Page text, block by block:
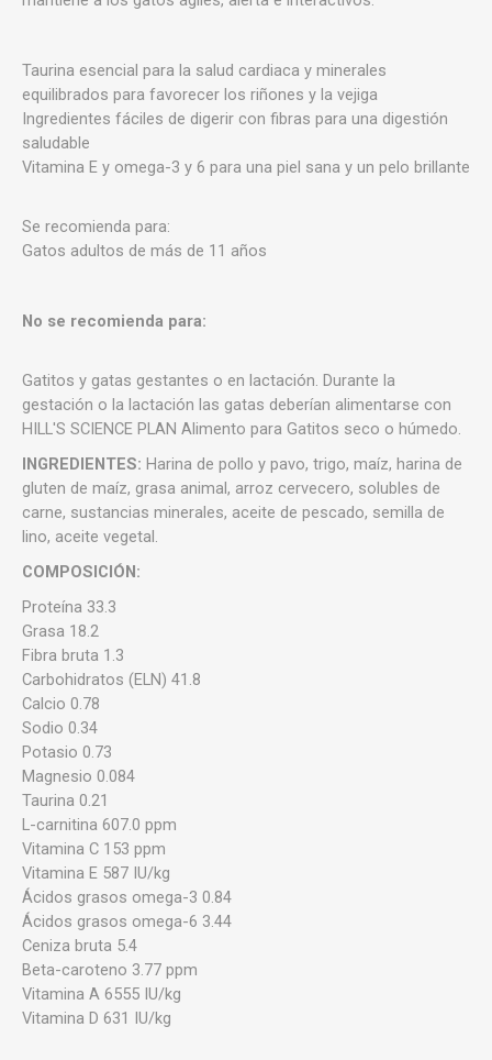
Taurina esencial para la salud cardiaca y minerales
equilibrados para favorecer los riñones y la vejiga
Ingredientes fáciles de digerir con fibras para una digestión
saludable
Vitamina E y omega-3 y 6 para una piel sana y un pelo brillante
Se recomienda para:
Gatos adultos de más de 11 años
No se recomienda para:
Gatitos y gatas gestantes o en lactación. Durante la
gestación o la lactación las gatas deberían alimentarse con
HILL'S SCIENCE PLAN Alimento para Gatitos seco o húmedo.
INGREDIENTES: Harina de pollo y pavo, trigo, maíz, harina de
gluten de maíz, grasa animal, arroz cervecero, solubles de
carne, sustancias minerales, aceite de pescado, semilla de
lino, aceite vegetal.
COMPOSICIÓN:
Proteína 33.3
Grasa 18.2
Fibra bruta 1.3
Carbohidratos (ELN) 41.8
Calcio 0.78
Sodio 0.34
Potasio 0.73
Magnesio 0.084
Taurina 0.21
L-carnitina 607.0 ppm
Vitamina C 153 ppm
Vitamina E 587 IU/kg
Ácidos grasos omega-3 0.84
Ácidos grasos omega-6 3.44
Ceniza bruta 5.4
Beta-caroteno 3.77 ppm
Vitamina A 6555 IU/kg
Vitamina D 631 IU/kg